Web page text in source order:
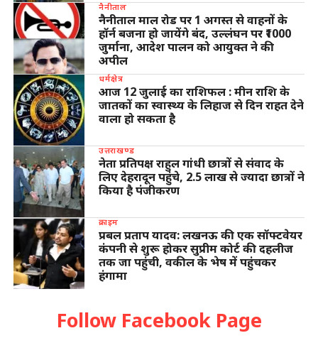
नैनीताल
नैनीताल माल रोड पर 1 अगस्त से वाहनों के
हॉर्न बजना हो जायेंगे बंद, उल्लंघन पर ₹1000
जुर्माना, आदेश पालन को आयुक्त ने की
अपील
धर्मक्षेत्र
आज 12 जुलाई का राशिफल : मीन राशि के
जातकों का स्वास्थ्य के लिहाज से दिन राहत देने
वाला हो सकता है
उत्तराखण्ड
नेता प्रतिपक्ष राहुल गांधी छात्रों से संवाद के
लिए देहरादून पहुंचे, 2.5 लाख से ज्यादा छात्रों ने
किया है पंजीकरण
क्राइम
प्रबल प्रताप यादव: लखनऊ की एक सॉफ्टवेयर
कंपनी से शुरू होकर सुप्रीम कोर्ट की दहलीज
तक जा पहुंची, वकील के भेष में पहुंचकर
हंगामा
Follow Facebook Page